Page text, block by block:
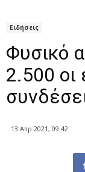
Ειδήσεις
Φυσικό
2.500 οι
13 Απρ 2021, 09:42